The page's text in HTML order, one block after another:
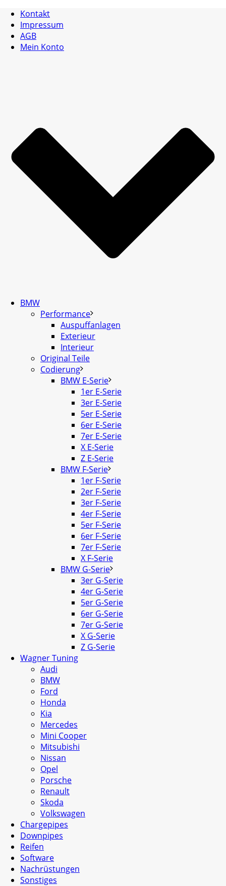
Kontakt
Impressum
AGB
Mein Konto
BMW
Performance
Auspuffanlagen
Exterieur
Interieur
Original Teile
Codierung
BMW E-Serie
1er E-Serie
3er E-Serie
5er E-Serie
6er E-Serie
7er E-Serie
X E-Serie
Z E-Serie
BMW F-Serie
1er F-Serie
2er F-Serie
3er F-Serie
4er F-Serie
5er F-Serie
6er F-Serie
7er F-Serie
X F-Serie
BMW G-Serie
3er G-Serie
4er G-Serie
5er G-Serie
6er G-Serie
7er G-Serie
X G-Serie
Z G-Serie
Wagner Tuning
Audi
BMW
Ford
Honda
Kia
Mercedes
Mini Cooper
Mitsubishi
Nissan
Opel
Porsche
Renault
Skoda
Volkswagen
Chargepipes
Downpipes
Reifen
Software
Nachrüstungen
Sonstiges